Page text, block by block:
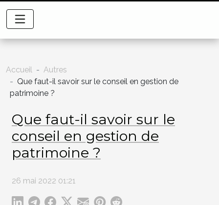
Accueil
Autres
Que faut-il savoir sur le conseil en gestion de
patrimoine ?
Que faut-il savoir sur le
conseil en gestion de
patrimoine ?
26 mai 2022 01:21